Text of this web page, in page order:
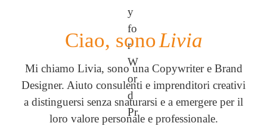
Ciao, sonoLivia
Mi chiamo Livia, sono una Copywriter e Brand
Designer. Aiuto consulenti e imprenditori creativi
a distinguersi senza snaturarsi e a emergere per il
loro valore personale e professionale.